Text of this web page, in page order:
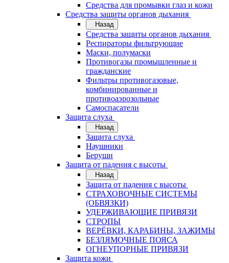
Средства для промывки глаз и кожи
Средства защиты органов дыхания
Назад
Средства защиты органов дыхания
Респираторы фильтрующие
Маски, полумаски
Противогазы промышленные и
гражданские
Фильтры противогазовые,
комбинированные и
противоаэрозольные
Самоспасатели
Защита слуха
Назад
Защита слуха
Наушники
Беруши
Защита от падения с высоты
Назад
Защита от падения с высоты
СТРАХОВОЧНЫЕ СИСТЕМЫ
(ОБВЯЗКИ)
УДЕРЖИВАЮЩИЕ ПРИВЯЗИ
СТРОПЫ
ВЕРЁВКИ, КАРАБИНЫ, ЗАЖИМЫ
БЕЗЛЯМОЧНЫЕ ПОЯСА
ОГНЕУПОРНЫЕ ПРИВЯЗИ
Защита кожи